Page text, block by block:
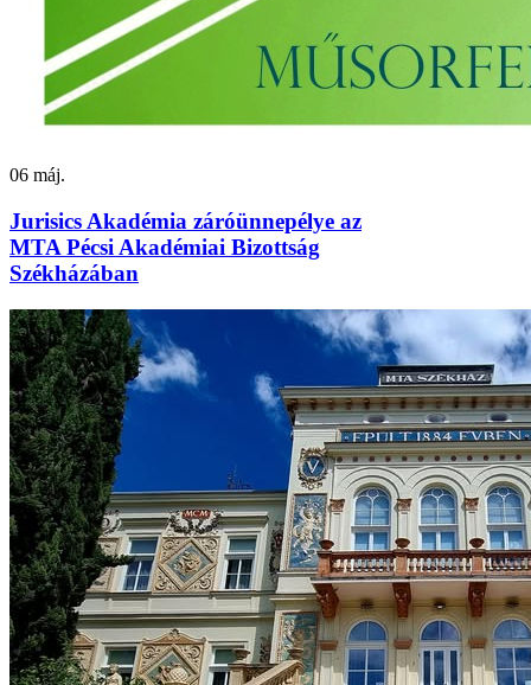
06 máj.
Jurisics Akadémia záróünnepélye az
MTA Pécsi Akadémiai Bizottság
Székházában